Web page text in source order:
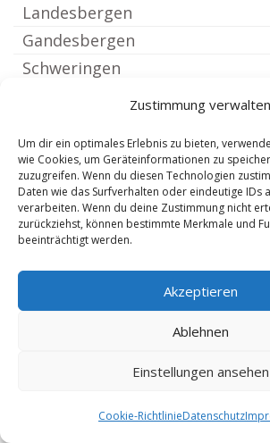
Zustimmung verwalten
Um dir ein optimales Erlebnis zu bieten,
wie Cookies, um Geräteinformationen zu
zuzugreifen. Wenn du diesen Technologien
Daten wie das Surfverhalten oder eindeutige IDs
verarbeiten. Wenn du deine Zustimmung nicht
zurückziehst, können bestimmte Merkmale und
beeinträchtigt werden.
Akzeptieren
Ablehnen
Einstellungen ansehen
Cookie-RichtlinieDatenschutz
Landesbergen
Gandesbergen
Schweringen
Rethem Aller
Neustadt am Rübenberge
Eystrup
Häuslingen Aller
Warpe